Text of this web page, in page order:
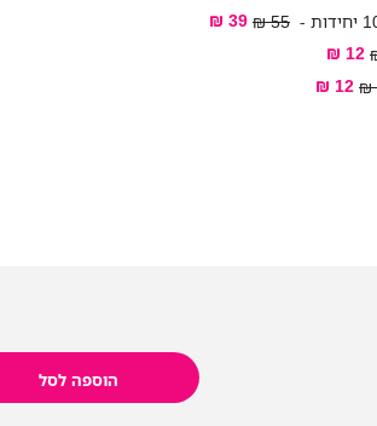
55 ₪
39 ₪
12 ₪
12 ₪
הוספה לסל